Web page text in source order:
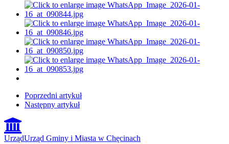
Poprzedni artykuł
Następny artykuł
UrządUrząd Gminy i Miasta w Chęcinach